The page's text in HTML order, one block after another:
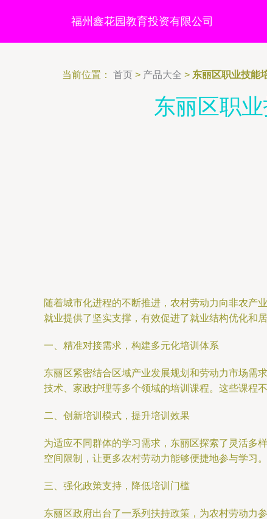
福州鑫花园教育投资有限公司
当前位置： 首页 > 产品大全 > 东丽区职业技能
东丽区职
随着城市化进程的不断推进，农村劳动力向非农产
就业提供了坚实支撑，有效促进了就业结构优化和居
一、精准对接需求，构建多元化培训体系
东丽区紧密结合区域产业发展规划和劳动力市场需
技术、家政护理等多个领域的培训课程。这些课程
二、创新培训模式，提升培训效果
为适应不同群体的学习需求，东丽区探索了灵活多
空间限制，让更多农村劳动力能够便捷地参与学习
三、强化政策支持，降低培训门槛
东丽区政府出台了一系列扶持政策，为农村劳动力